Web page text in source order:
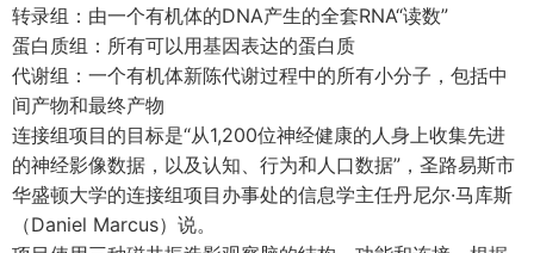
转录组：由一个有机体的DNA产生的全套RNA“读数”
蛋白质组：所有可以用基因表达的蛋白质
代谢组：一个有机体新陈代谢过程中的所有小分子，包括中
间产物和最终产物
连接组项目的目标是“从1,200位神经健康的人身上收集先进
的神经影像数据，以及认知、行为和人口数据”，圣路易斯市
华盛顿大学的连接组项目办事处的信息学主任丹尼尔·马库斯
（Daniel Marcus）说。